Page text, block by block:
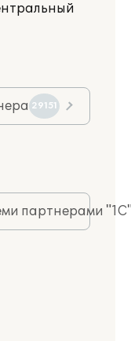
29151
партнерами